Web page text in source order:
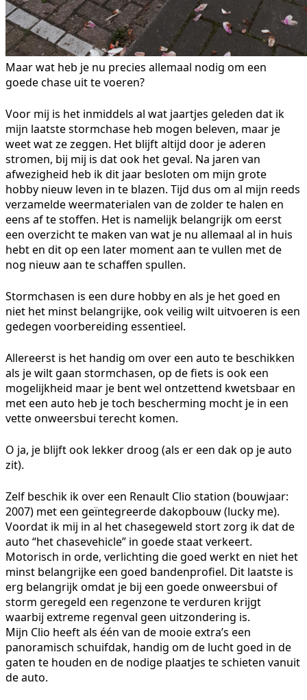
Maar wat heb je nu precies allemaal nodig om een
goede chase uit te voeren?
Voor mij is het inmiddels al wat jaartjes geleden dat ik
mijn laatste stormchase heb mogen beleven, maar je
weet wat ze zeggen. Het blijft altijd door je aderen
stromen, bij mij is dat ook het geval. Na jaren van
afwezigheid heb ik dit jaar besloten om mijn grote
hobby nieuw leven in te blazen. Tijd dus om al mijn reeds
verzamelde weermaterialen van de zolder te halen en
eens af te stoffen. Het is namelijk belangrijk om eerst
een overzicht te maken van wat je nu allemaal al in huis
hebt en dit op een later moment aan te vullen met de
nog nieuw aan te schaffen spullen.
Stormchasen is een dure hobby en als je het goed en
niet het minst belangrijke, ook veilig wilt uitvoeren is een
gedegen voorbereiding essentieel.
Allereerst is het handig om over een auto te beschikken
als je wilt gaan stormchasen, op de fiets is ook een
mogelijkheid maar je bent wel ontzettend kwetsbaar en
met een auto heb je toch bescherming mocht je in een
vette onweersbui terecht komen.
O ja, je blijft ook lekker droog (als er een dak op je auto
zit).
Zelf beschik ik over een Renault Clio station (bouwjaar:
2007) met een geïntegreerde dakopbouw (lucky me).
Voordat ik mij in al het chasegeweld stort zorg ik dat de
auto “het chasevehicle” in goede staat verkeert.
Motorisch in orde, verlichting die goed werkt en niet het
minst belangrijke een goed bandenprofiel. Dit laatste is
erg belangrijk omdat je bij een goede onweersbui of
storm geregeld een regenzone te verduren krijgt
waarbij extreme regenval geen uitzondering is.
Mijn Clio heeft als één van de mooie extra’s een
panoramisch schuifdak, handig om de lucht goed in de
gaten te houden en de nodige plaatjes te schieten vanuit
de auto.